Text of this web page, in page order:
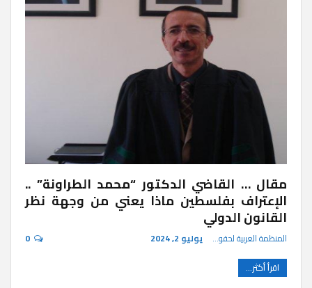
مقال … القاضي الدكتور “محمد الطراونة” ..
الإعتراف بفلسطين ماذا يعني من وجهة نظر
القانون الدولي
المنظمة العربية لحقوق الإنسان يوليو 2, 2024
اقرأ أكثر...